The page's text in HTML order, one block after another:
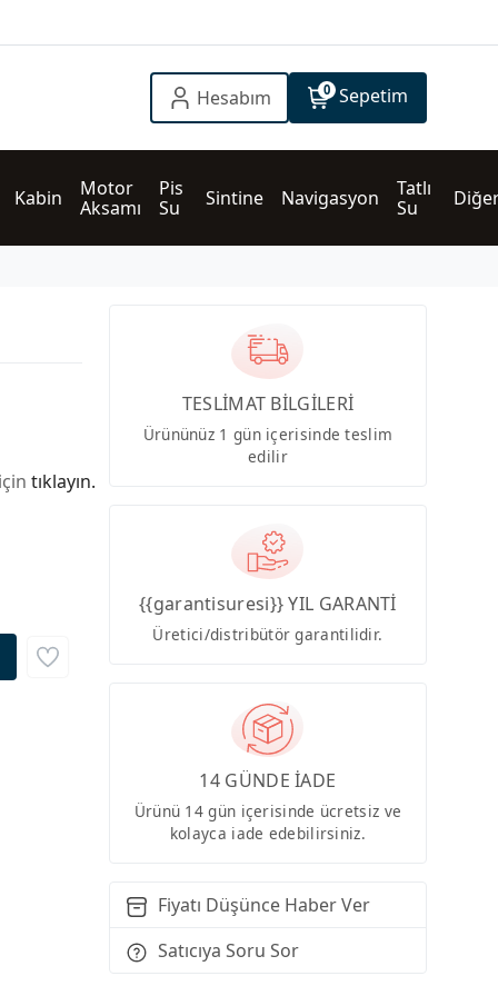
Hesabım 0 Sepetim
Kabin
Motor
Aksamı
Pis
Su
Sintine Navigasyon
Tatlı
Su
tıklayın.
TESLİMAT BİLGİLERİ
Ürününüz 1 gün içerisinde teslim
edilir
{{garantisuresi}} YIL GARANTİ
Üretici/distribütör garantilidir.
14 GÜNDE İADE
Ürünü 14 gün içerisinde ücretsiz ve
kolayca iade edebilirsiniz.
Fiyatı Düşünce Haber Ver
Satıcıya Soru Sor